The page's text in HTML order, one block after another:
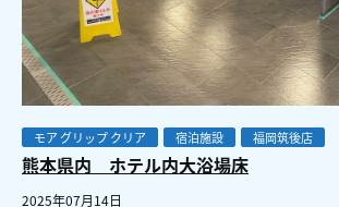
モア グリップ クリア 宿泊施設 福岡筑後店
熊本県内 ホテル内大浴場床
2025年07月14日